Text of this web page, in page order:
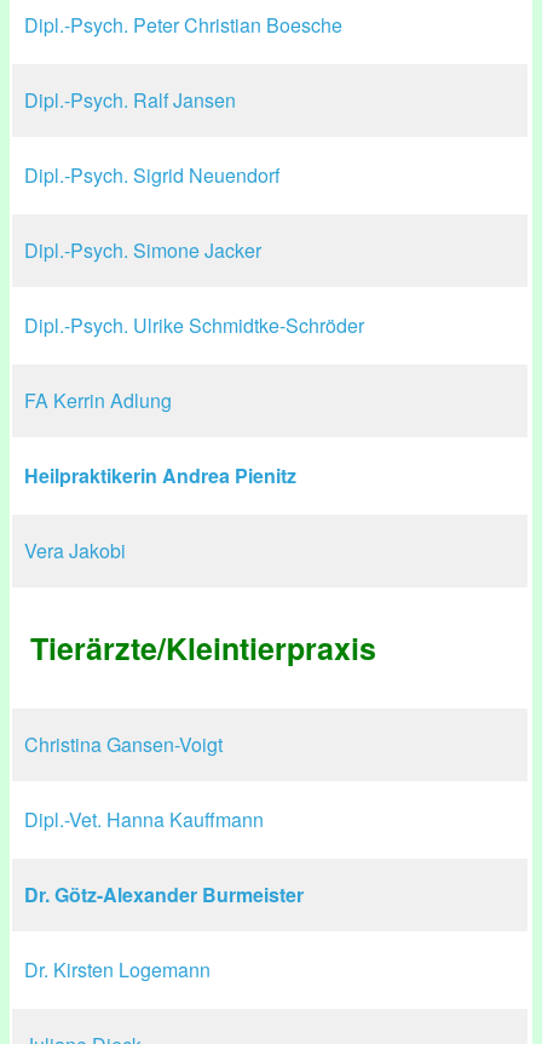
Dipl.-Psych. Peter Christian Boesche
Dipl.-Psych. Ralf Jansen
Dipl.-Psych. Sigrid Neuendorf
Dipl.-Psych. Simone Jacker
Dipl.-Psych. Ulrike Schmidtke-Schröder
FA Kerrin Adlung
Heilpraktikerin Andrea Pienitz
Vera Jakobi
Tierärzte/Kleintierpraxis
Christina Gansen-Voigt
Dipl.-Vet. Hanna Kauffmann
Dr. Götz-Alexander Burmeister
Dr. Kirsten Logemann